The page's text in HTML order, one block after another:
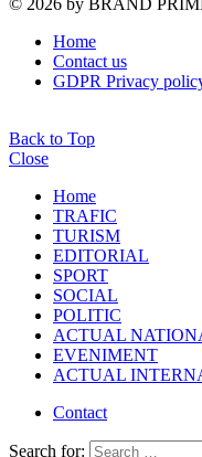
Home
Contact us
GDPR Privacy
Back to Top
Close
Home
TRAFIC
TURISM
EDITORIAL
SPORT
SOCIAL
POLITIC
ACTUAL
EVENIMENT
ACTUAL
Contact
Search for: